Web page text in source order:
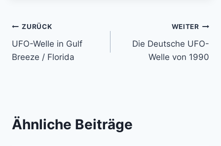
Beitragsnavigation
ZURÜCK
UFO-Welle in Gulf
Breeze / Florida
WEITER
Die Deutsche UFO-
Welle von 1990
Ähnliche Beiträge